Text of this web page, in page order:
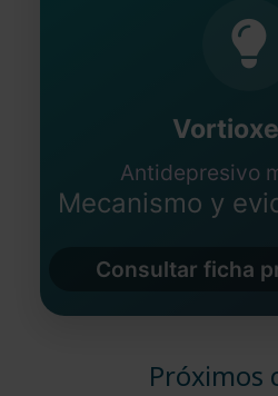
Antidepresivo
Mecanismo y
Consultar ficha
Próximos